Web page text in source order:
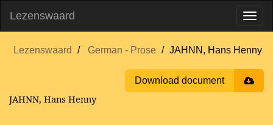
Lezenswaard
Lezenswaard German - Prose JAHNN, Hans Henny
Download document
JAHNN, Hans Henny